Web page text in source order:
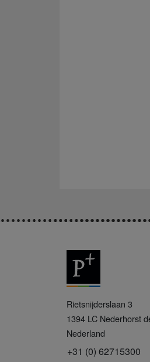
+
Rietsnijderslaan 3
1394 LC Nederhorst
Nederland
+31 (0) 62715300